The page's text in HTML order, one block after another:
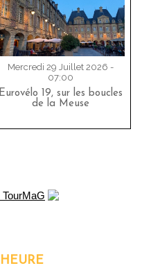
Mercredi 29 Juillet 2026 -
07:00
Eurovélo 19, sur les boucles
de la Meuse
HEURE